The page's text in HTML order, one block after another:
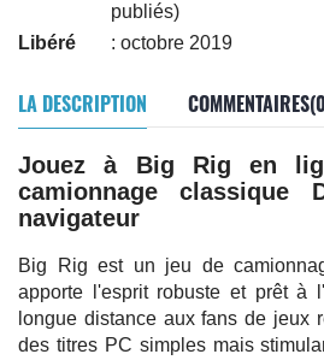
publiés)
Libéré
: octobre 2019
LA DESCRIPTION
Jouez à Big Rig en
camionnage classique
navigateur
Big Rig est un jeu de
apporte l'esprit robuste et prêt à
longue distance aux fans de jeux
des titres PC simples mais